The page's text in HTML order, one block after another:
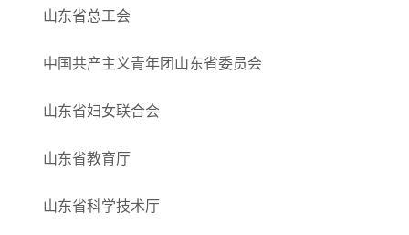
山东省总工会
中国共产主义青年团山东省委员会
山东省妇女联合会
山东省教育厅
山东省科学技术厅